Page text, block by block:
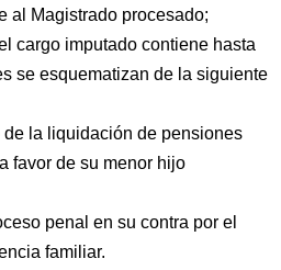
al Magistrado procesado;
cargo imputado contiene hasta
se esquematizan de la siguiente
la liquidación de pensiones
favor de su menor hijo
penal en su contra por el
familiar.